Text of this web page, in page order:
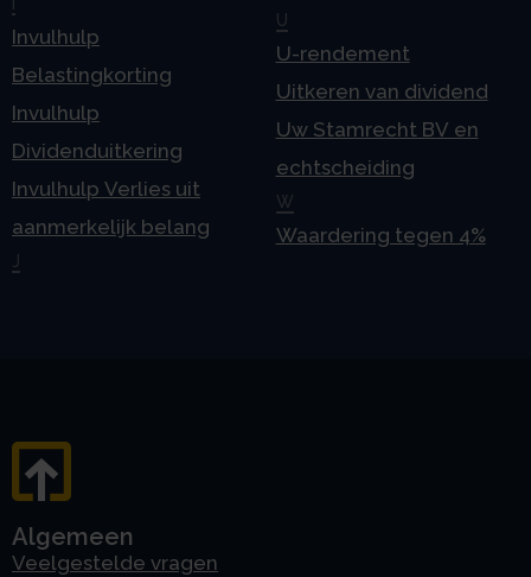
Invulhulp
Belastingkorting
Invulhulp
Dividenduitkering
Invulhulp Verlies uit
aanmerkelijk belang
J
U
U-rendement
Uitkeren van dividend
Uw Stamrecht BV en
echtscheiding
W
Waardering tegen 4%
Algemeen
Veelgestelde vragen